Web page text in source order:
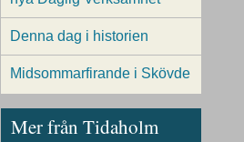
Denna dag i historien
Midsommarfirande i Skövde
Mer från Tidaholm